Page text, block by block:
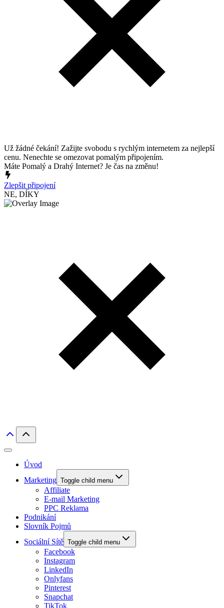
Už žádné čekání! Zažijte svobodu s rychlým internetem za nejlepší
cenu. Nenechte se omezovat pomalým připojením.
Máte Pomalý a Drahý Internet? Je čas na změnu!
Zlepšit připojení
NE, DÍKY
Úvod
Marketing Toggle child menu
Affiliate
E-mail Marketing
PPC Reklama
Podnikání
Slovník Pojmů
Sociální Sítě Toggle child menu
Facebook
Instagram
LinkedIn
Onlyfans
Pinterest
Snapchat
TikTok